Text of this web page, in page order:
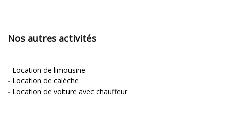
Nos autres activités
- Location de limousine
- Location de calèche
- Location de voiture avec chauffeur